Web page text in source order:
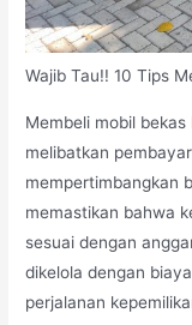
Wajib Tau!! 10 Tips
Membeli mobil
melibatkan
mempertimbangkan
memastikan bahwa
sesuai dengan
dikelola dengan
perjalanan